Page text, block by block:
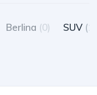
Berlina (0) SUV (1)